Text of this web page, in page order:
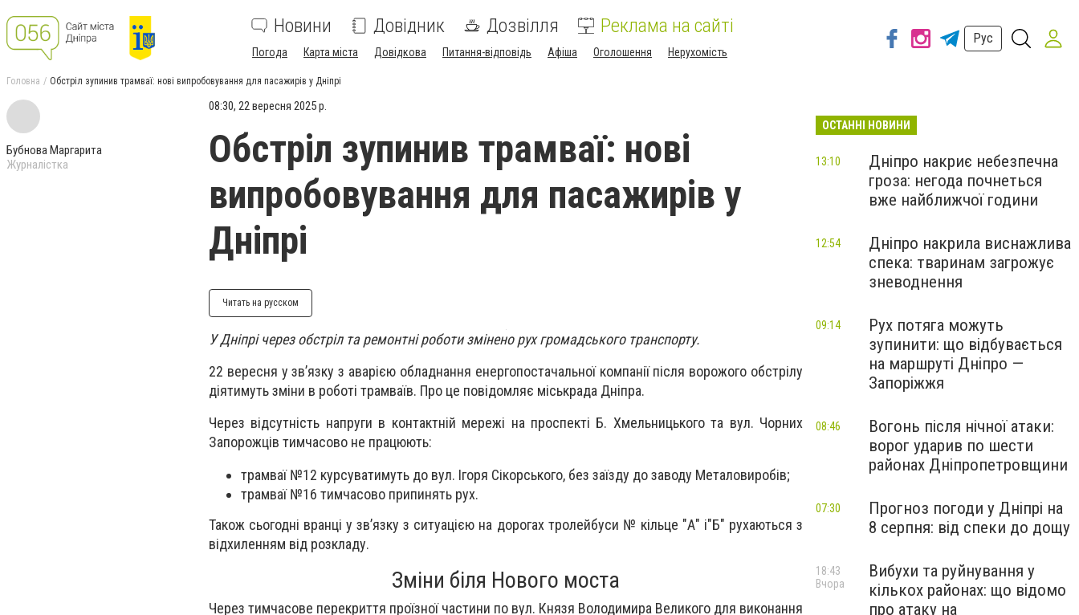
Новини Довідник Дозвілля Реклама на сайті
Погода Карта міста Довідкова Питання-відповідь Афіша Оголошення Нерухомість
Рус
Головна Обстріл зупинив трамваї: нові випробовування для пасажирів у Дніпрі
Бубнова Маргарита
Журналістка
08:30, 22 вересня 2025 р.
Обстріл зупинив трамваї: нові
випробовування для пасажирів у
Дніпрі
Читать на русском
У Дніпрі через обстріл та ремонтні роботи змінено рух громадського транспорту.
22 вересня у зв’язку з аварією обладнання енергопостачальної компанії після ворожого обстрілу
діятимуть зміни в роботі трамваїв. Про це повідомляє міськрада Дніпра.
Через відсутність напруги в контактній мережі на проспекті Б. Хмельницького та вул. Чорних
Запорожців тимчасово не працюють:
трамваї №12 курсуватимуть до вул. Ігоря Сікорського, без заїзду до заводу Металовиробів;
трамваї №16 тимчасово припинять рух.
Також сьогодні вранці у зв’язку з ситуацією на дорогах тролейбуси № кільце "А" і"Б" рухаються з
відхиленням від розкладу.
Зміни біля Нового моста
Через тимчасове перекриття проїзної частини по вул. Князя Володимира Великого для виконання
ОСТАННІ НОВИНИ
Дніпро накриє небезпечна
гроза: негода почнеться
вже найближчої години
13:10
Дніпро накрила виснажлива
спека: тваринам загрожує
зневоднення
12:54
Рух потяга можуть
зупинити: що відбувається
на маршруті Дніпро —
Запоріжжя
09:14
Вогонь після нічної атаки:
ворог ударив по шести
районах Дніпропетровщини
08:46
Прогноз погоди у Дніпрі на
8 серпня: від спеки до дощу
07:30
Вибухи та руйнування у
кількох районах: що відомо
про атаку на
18:43
Вчора